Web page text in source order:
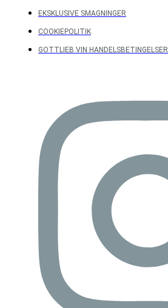
EKSKLUSIVE SMAGNINGER
COOKIEPOLITIK
GOTTLIEB VIN HANDELSBETINGELSER